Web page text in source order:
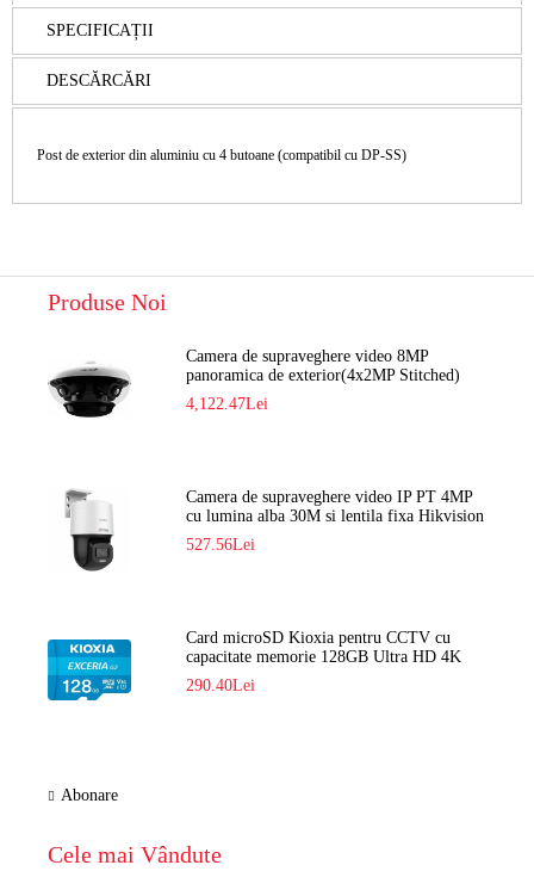
SPECIFICAȚII
DESCĂRCĂRI
Post de exterior din aluminiu cu 4 butoane (compatibil cu DP-SS)
Produse Noi
Camera de supraveghere video 8MP
panoramica de exterior(4x2MP Stitched)
Navaio NGC-7482PR
4,122.47Lei
Camera de supraveghere video IP PT 4MP
cu lumina alba 30M si lentila fixa Hikvision
DS-2DE2C400SCG-E F1
527.56Lei
Card microSD Kioxia pentru CCTV cu
capacitate memorie 128GB Ultra HD 4K
LMEX2L128GG2
290.40Lei
Abonare
Cele mai Vândute